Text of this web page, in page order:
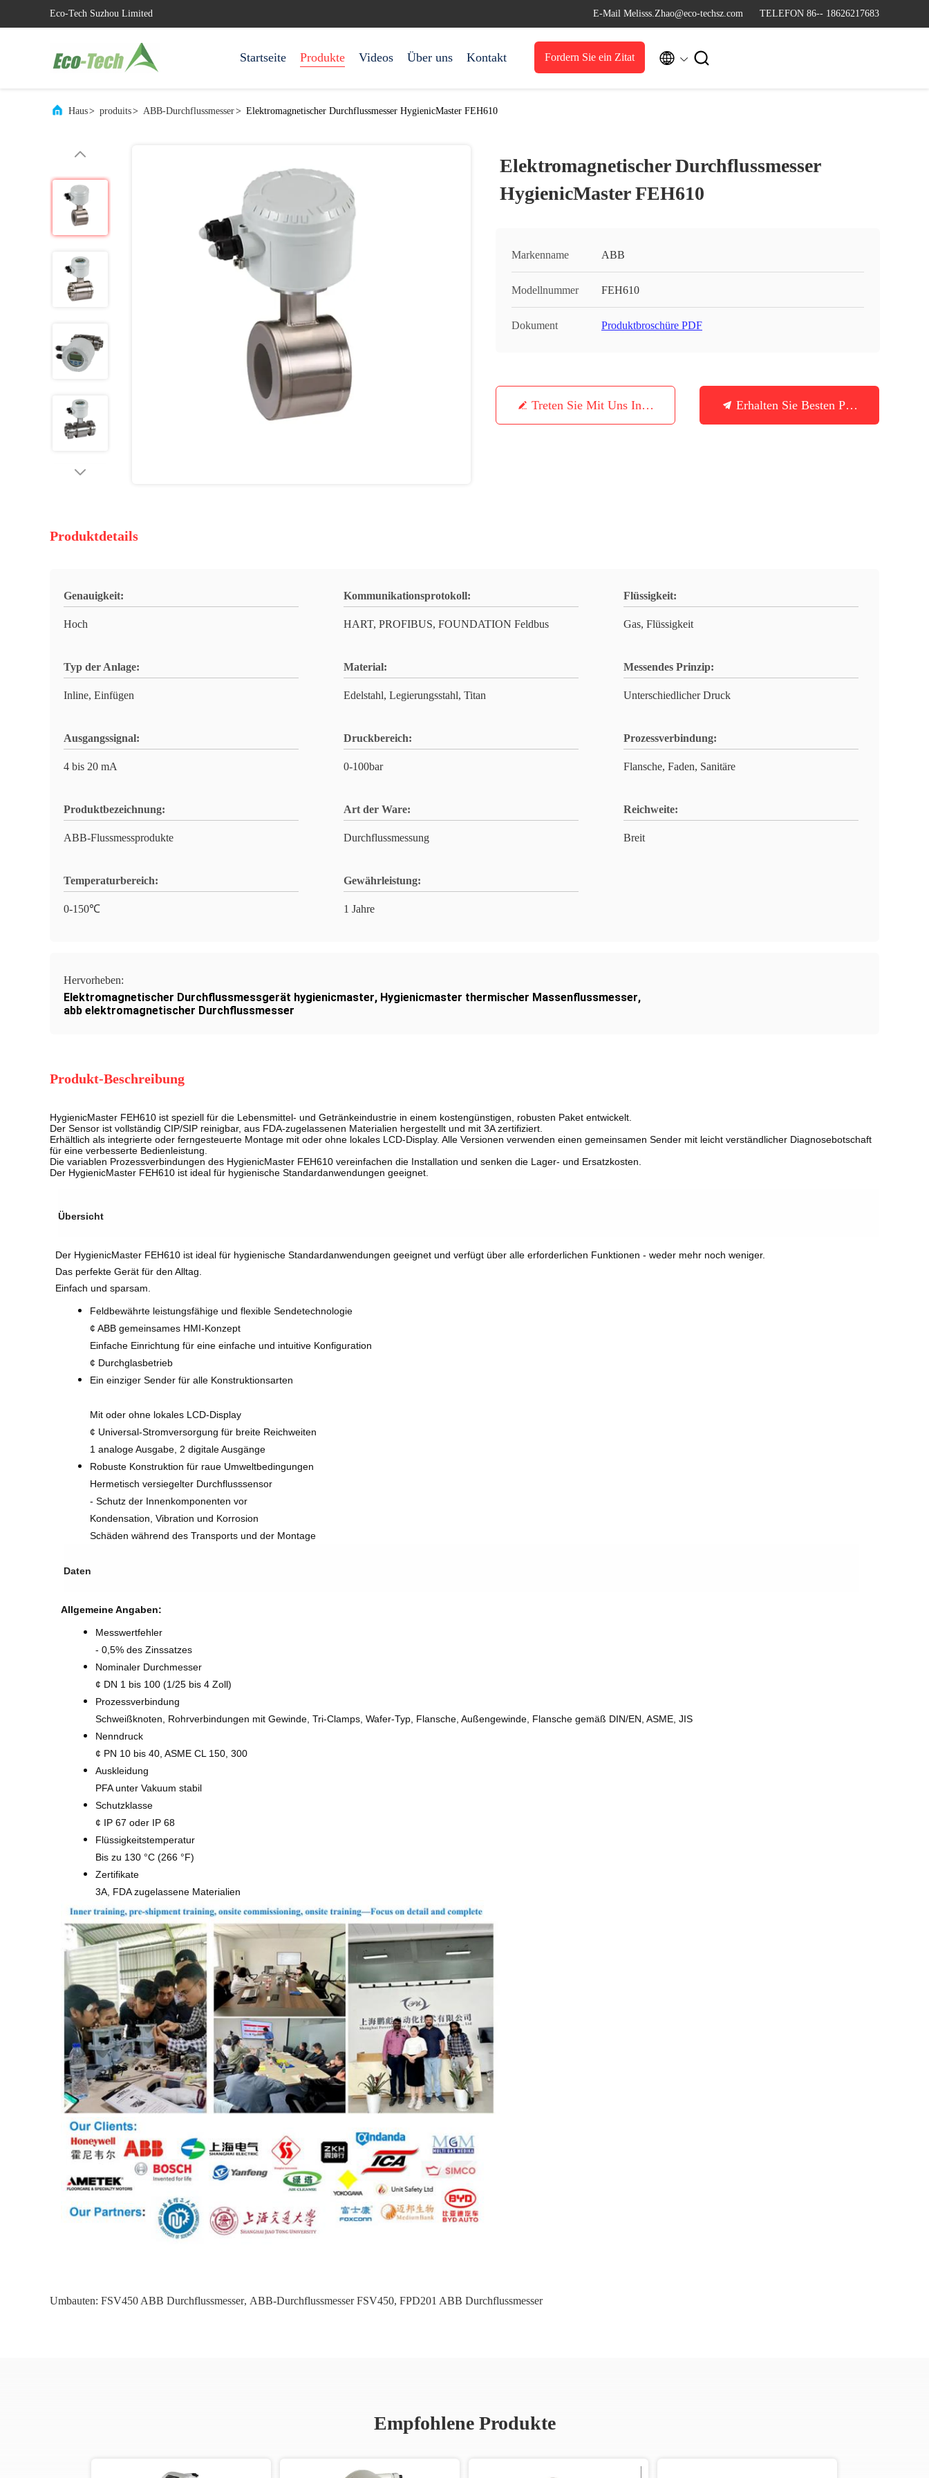
Eco-Tech Suzhou Limited E-Mail Melisss.Zhao@eco-techsz.com TELEFON 86-- 18626217683
Startseite Produkte Videos Über uns Kontakt Fordern Sie ein Zitat  
Haus> produits> ABB-Durchflussmesser> Elektromagnetischer Durchflussmesser HygienicMaster FEH610
Elektromagnetischer Durchflussmesser
HygienicMaster FEH610
Markenname ABB
Modellnummer FEH610
Dokument Produktbroschüre PDF
Treten Sie Mit Uns In Verbindung Erhalten Sie Besten Preis
Produktdetails
Genauigkeit:
Hoch
Kommunikationsprotokoll:
HART, PROFIBUS, FOUNDATION Feldbus
Flüssigkeit:
Gas, Flüssigkeit
Typ der Anlage:
Inline, Einfügen
Material:
Edelstahl, Legierungsstahl, Titan
Messendes Prinzip:
Unterschiedlicher Druck
Ausgangssignal:
4 bis 20 mA
Druckbereich:
0-100bar
Prozessverbindung:
Flansche, Faden, Sanitäre
Produktbezeichnung:
ABB-Flussmessprodukte
Art der Ware:
Durchflussmessung
Reichweite:
Breit
Temperaturbereich:
0-150℃
Gewährleistung:
1 Jahre
Hervorheben:
Elektromagnetischer Durchflussmessgerät hygienicmaster, Hygienicmaster thermischer Massenflussmesser,
abb elektromagnetischer Durchflussmesser
Produkt-Beschreibung
HygienicMaster FEH610 ist speziell für die Lebensmittel- und Getränkeindustrie in einem kostengünstigen, robusten Paket entwickelt.
Der Sensor ist vollständig CIP/SIP reinigbar, aus FDA-zugelassenen Materialien hergestellt und mit 3A zertifiziert.
Erhältlich als integrierte oder ferngesteuerte Montage mit oder ohne lokales LCD-Display. Alle Versionen verwenden einen gemeinsamen Sender mit leicht verständlicher Diagnosebotschaft
für eine verbesserte Bedienleistung.
Die variablen Prozessverbindungen des HygienicMaster FEH610 vereinfachen die Installation und senken die Lager- und Ersatzkosten.
Der HygienicMaster FEH610 ist ideal für hygienische Standardanwendungen geeignet.
Übersicht
Der HygienicMaster FEH610 ist ideal für hygienische Standardanwendungen geeignet und verfügt über alle erforderlichen Funktionen - weder mehr noch weniger.
Das perfekte Gerät für den Alltag.
Einfach und sparsam.
Feldbewährte leistungsfähige und flexible Sendetechnologie
¢ ABB gemeinsames HMI-Konzept
Einfache Einrichtung für eine einfache und intuitive Konfiguration
¢ Durchglasbetrieb
Ein einziger Sender für alle Konstruktionsarten
Mit oder ohne lokales LCD-Display
¢ Universal-Stromversorgung für breite Reichweiten
1 analoge Ausgabe, 2 digitale Ausgänge
Robuste Konstruktion für raue Umweltbedingungen
Hermetisch versiegelter Durchflusssensor
- Schutz der Innenkomponenten vor
Kondensation, Vibration und Korrosion
Schäden während des Transports und der Montage
Daten
Allgemeine Angaben:
Messwertfehler
- 0,5% des Zinssatzes
Nominaler Durchmesser
¢ DN 1 bis 100 (1/25 bis 4 Zoll)
Prozessverbindung
Schweißknoten, Rohrverbindungen mit Gewinde, Tri-Clamps, Wafer-Typ, Flansche, Außengewinde, Flansche gemäß DIN/EN, ASME, JIS
Nenndruck
¢ PN 10 bis 40, ASME CL 150, 300
Auskleidung
PFA unter Vakuum stabil
Schutzklasse
¢ IP 67 oder IP 68
Flüssigkeitstemperatur
Bis zu 130 °C (266 °F)
Zertifikate
3A, FDA zugelassene Materialien
Umbauten: FSV450 ABB Durchflussmesser, ABB-Durchflussmesser FSV450, FPD201 ABB Durchflussmesser
Empfohlene Produkte